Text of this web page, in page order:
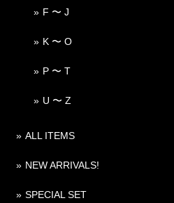
F 〜 J
K 〜 O
P 〜 T
U 〜 Z
ALL ITEMS
NEW ARRIVALS!
SPECIAL SET